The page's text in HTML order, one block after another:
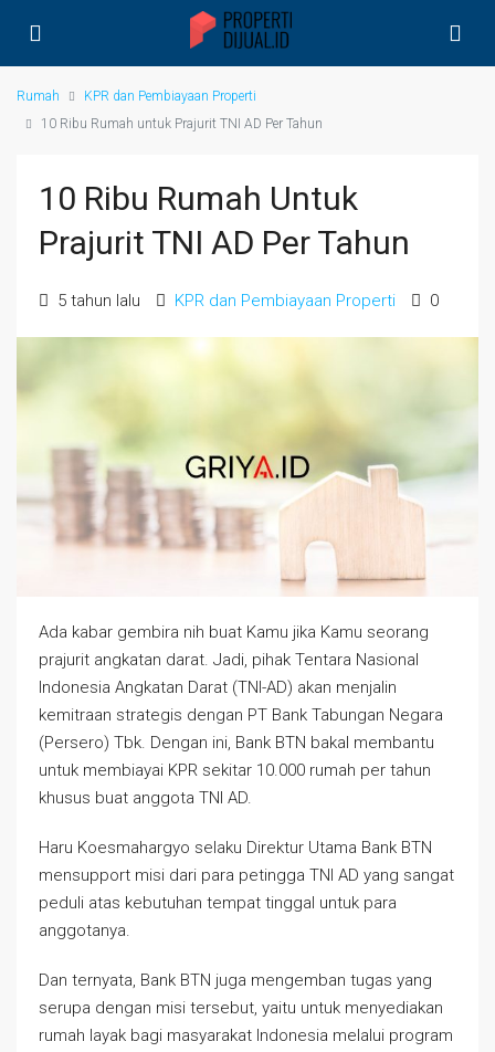
Rumah
KPR dan Pembiayaan Properti
10 Ribu Rumah untuk Prajurit TNI AD Per Tahun
10 Ribu Rumah Untuk
Prajurit TNI AD Per Tahun
5 tahun lalu KPR dan Pembiayaan Properti 0
Ada kabar gembira nih buat Kamu jika Kamu seorang
prajurit angkatan darat. Jadi, pihak Tentara Nasional
Indonesia Angkatan Darat (TNI-AD) akan menjalin
kemitraan strategis dengan PT Bank Tabungan Negara
(Persero) Tbk. Dengan ini, Bank BTN bakal membantu
untuk membiayai KPR sekitar 10.000 rumah per tahun
khusus buat anggota TNI AD.
Haru Koesmahargyo selaku Direktur Utama Bank BTN
mensupport misi dari para petingga TNI AD yang sangat
peduli atas kebutuhan tempat tinggal untuk para
anggotanya.
Dan ternyata, Bank BTN juga mengemban tugas yang
serupa dengan misi tersebut, yaitu untuk menyediakan
rumah layak bagi masyarakat Indonesia melalui program